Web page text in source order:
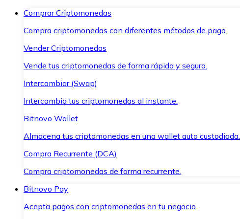
Comprar Criptomonedas
Compra criptomonedas con diferentes métodos de pago.
Vender Criptomonedas
Vende tus criptomonedas de forma rápida y segura.
Intercambiar (Swap)
Intercambia tus criptomonedas al instante.
Bitnovo Wallet
Almacena tus criptomonedas en una wallet auto custodiada.
Compra Recurrente (DCA)
Compra criptomonedas de forma recurrente.
Bitnovo Pay
Acepta pagos con criptomonedas en tu negocio.